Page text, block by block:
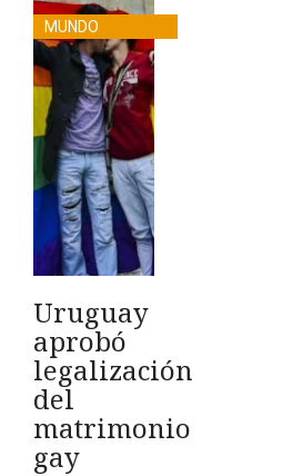
Uruguay
aprobó
legalización
del
matrimonio
gay
MUNDO